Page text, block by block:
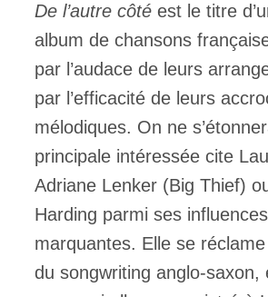
De l’autre côté est le titre
album de chansons
par l’audace de leurs
par l’efficacité de leurs
mélodiques. On ne
principale intéressée cite
Adriane Lenker (Big Thief)
Harding parmi ses influences
marquantes. Elle se
du songwriting anglo-saxon,